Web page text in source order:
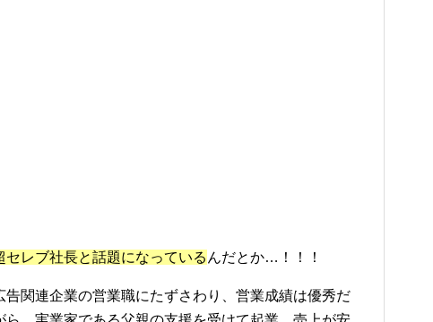
セレブ社長と話題になっている んだとか…！！！
関連企業の営業職にたずさわり、営業成績は優秀だ